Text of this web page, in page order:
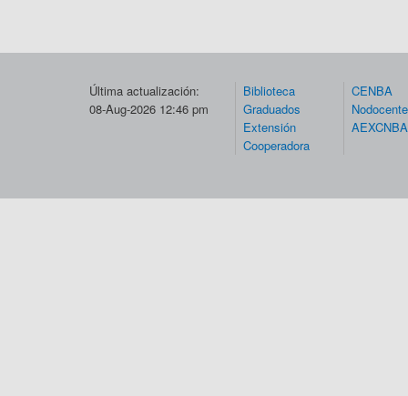
Última actualización:
08-Aug-2026 12:46 pm
Biblioteca
Graduados
Extensión
Cooperadora
CENBA
AEXCNBA